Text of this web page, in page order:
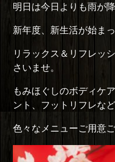
明日は今日よりも雨が
新年度、新生活が始まっ
リラックス＆リフレッ
さいませ。
もみほぐしのボディケ
ント、フットリフレなど
色々なメニューご用意